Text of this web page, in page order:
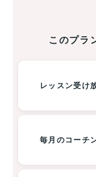
このプラ
レッスン受け
毎月のコーチ